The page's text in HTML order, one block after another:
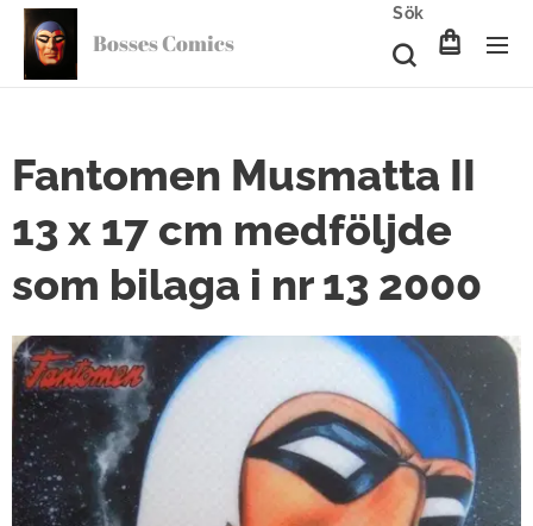
Bosses Comics
Sök
Fantomen Musmatta II
13 x 17 cm medföljde
som bilaga i nr 13 2000